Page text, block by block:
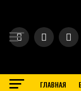
ГЛАВНАЯ
BUSINESS